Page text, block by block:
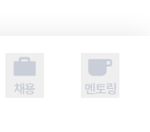
채용 멘토링